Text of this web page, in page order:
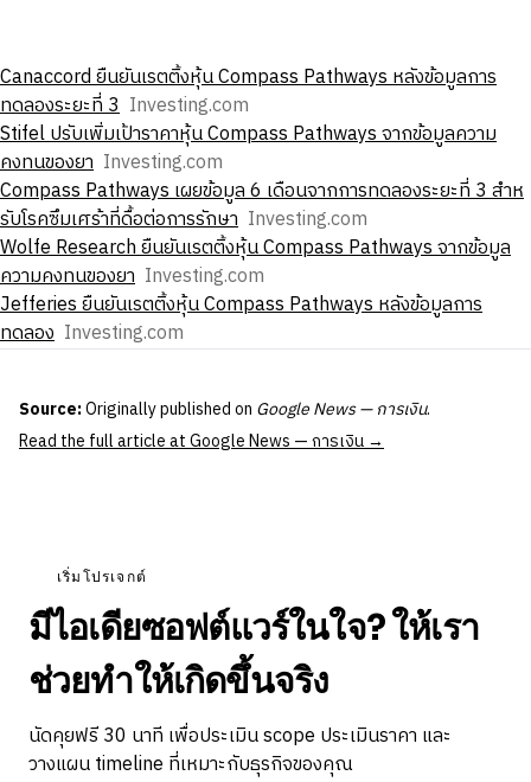
Canaccord ยืนยันเรตติ้งหุ้น Compass Pathways หลังข้อมูลการ
ทดลองระยะที่ 3 Investing.com
Stifel ปรับเพิ่มเป้าราคาหุ้น Compass Pathways จากข้อมูลความ
คงทนของยา Investing.com
Compass Pathways เผยข้อมูล 6 เดือนจากการทดลองระยะที่ 3 สําห
รับโรคซึมเศร้าที่ดื้อต่อการรักษา Investing.com
Wolfe Research ยืนยันเรตติ้งหุ้น Compass Pathways จากข้อมูล
ความคงทนของยา Investing.com
Jefferies ยืนยันเรตติ้งหุ้น Compass Pathways หลังข้อมูลการ
ทดลอง Investing.com
Source:Originally published on Google News — การเงิน.
Read the full article at Google News — การเงิน →
เริ่มโปรเจกต์
มีไอเดียซอฟต์แวร์ในใจ? ให้เรา
ช่วยทำให้เกิดขึ้นจริง
นัดคุยฟรี 30 นาที เพื่อประเมิน scope ประเมินราคา และ
วางแผน timeline ที่เหมาะกับธุรกิจของคุณ